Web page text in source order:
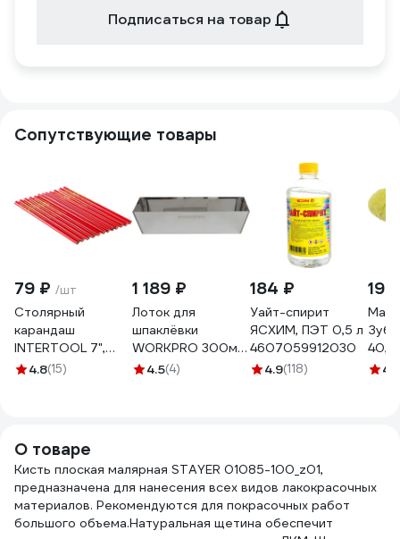
Подписаться на товар
Сопутствующие товары
79 ₽ /шт
Столярный
карандаш
INTERTOOL 7",
12шт KT-5004 KT-
4.8(15)
1 189 ₽
Лоток для
шпаклёвки
WORKPRO 300мм,
нержавейка
4.5(4)
184 ₽
Уайт-спирит
ЯСХИМ, ПЭТ 0,5 л
4607059912030
4.9(118)
40,
мм,4.6
О товаре
Кисть плоская малярная STAYER 01085-100_z01,
предназначена для нанесения всех видов лакокрасочных
материалов. Рекомендуются для покрасочных работ
большого объема.Натуральная щетина обеспечит